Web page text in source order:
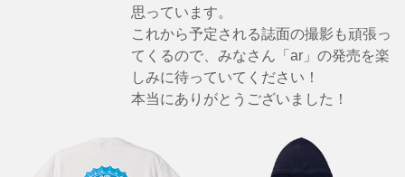
思っています。
これから予定される誌面の撮影も頑張っ
てくるので、みなさん「ar」の発売を楽
しみに待っていてください！
本当にありがとうございました！